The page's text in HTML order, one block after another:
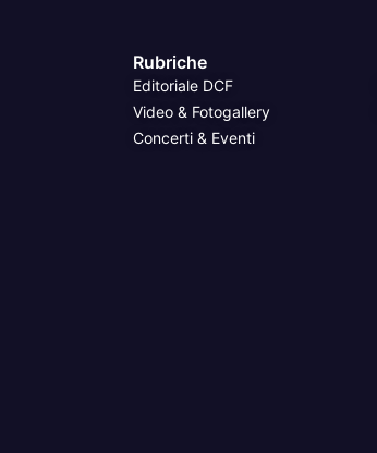
Rubriche
Editoriale DCF
Video & Fotogallery
Concerti & Eventi